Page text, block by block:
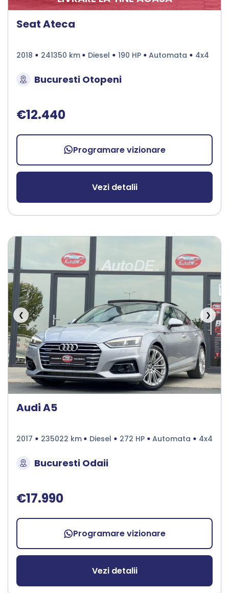
Seat Ateca
2018 241350 km Diesel 190 HP Automata 4x4
Bucuresti Otopeni
€12.440
Programare vizionare
Vezi detalii
❮ ❯
Audi A5
2017 235022 km Diesel 272 HP Automata 4x4
Bucuresti Odaii
€17.990
Programare vizionare
Vezi detalii